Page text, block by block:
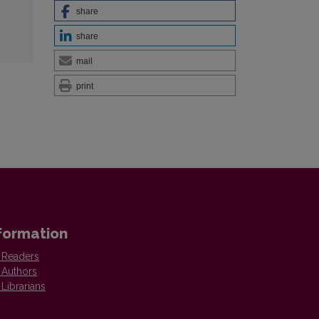
share
share
mail
print
Authors